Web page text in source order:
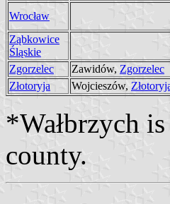
Wrocław
Ząbkowice
Śląskie
Zgorzelec
Zawidów, Zgorzelec
Złotoryja
Wojcieszów,
*Wałbrzych
county.